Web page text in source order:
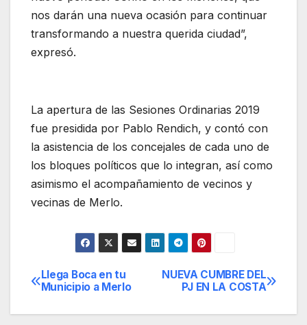
nos darán una nueva ocasión para continuar
transformando a nuestra querida ciudad”,
expresó.
La apertura de las Sesiones Ordinarias 2019
fue presidida por Pablo Rendich, y contó con
la asistencia de los concejales de cada uno de
los bloques políticos que lo integran, así como
asimismo el acompañamiento de vecinos y
vecinas de Merlo.
Navegación
de
NUEVA CUMBRE DEL
PJ EN LA COSTA
Llega Boca en tu
Municipio a Merlo